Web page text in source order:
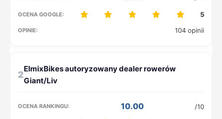
5
104 opinii
2
10.00 /10